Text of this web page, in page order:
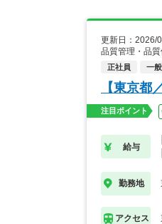
更新日：2026/
品質管理・品
正社員 一
【東京都
注目ポイント
給与
勤務地
アクセス